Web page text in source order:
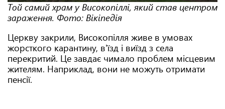
Той самий храм у Високопіллі, який став центром
зараження. Фото: Вікіпедія
Церкву закрили, Високопілля живе в умовах
жорсткого карантину, в'їзд і виїзд з села
перекритий. Це завдає чимало проблем місцевим
жителям. Наприклад, вони не можуть отримати
пенсії.